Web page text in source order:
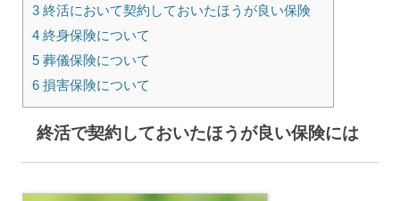
3 終活において契約しておいたほうが良い保険
4 終身保険について
5 葬儀保険について
6 損害保険について
終活で契約しておいたほうが良い保険には